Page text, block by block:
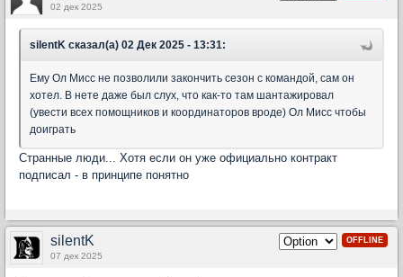
02 дек 2025
silentK сказал(а) 02 Дек 2025 - 13:31:
Ему Ол Мисс не позволили закончить сезон с командой, сам он
хотел. В нете даже был слух, что как-то там шантажировал
(увести всех помощников и координаторов вроде) Ол Мисс чтобы
доиграть
Странные люди... Хотя если он уже официально контракт
подписал - в принципе понятно
OFFLINE
silentK
07 дек 2025